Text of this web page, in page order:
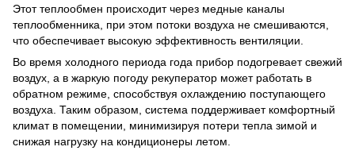
Этот теплообмен происходит через медные каналы
теплообменника, при этом потоки воздуха не смешиваются,
что обеспечивает высокую эффективность вентиляции.
Во время холодного периода года прибор подогревает свежий
воздух, а в жаркую погоду рекуператор может работать в
обратном режиме, способствуя охлаждению поступающего
воздуха. Таким образом, система поддерживает комфортный
климат в помещении, минимизируя потери тепла зимой и
снижая нагрузку на кондиционеры летом.